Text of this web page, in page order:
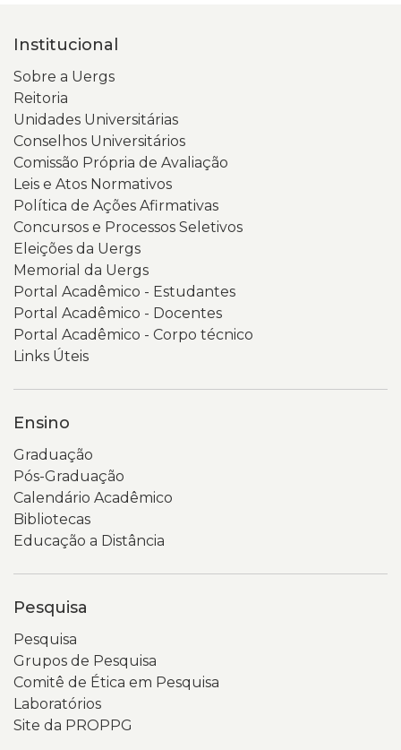
Institucional
Sobre a Uergs
Reitoria
Unidades Universitárias
Conselhos Universitários
Comissão Própria de Avaliação
Leis e Atos Normativos
Política de Ações Afirmativas
Concursos e Processos Seletivos
Eleições da Uergs
Memorial da Uergs
Portal Acadêmico - Estudantes
Portal Acadêmico - Docentes
Portal Acadêmico - Corpo técnico
Links Úteis
Ensino
Graduação
Pós-Graduação
Calendário Acadêmico
Bibliotecas
Educação a Distância
Pesquisa
Pesquisa
Grupos de Pesquisa
Comitê de Ética em Pesquisa
Laboratórios
Site da PROPPG